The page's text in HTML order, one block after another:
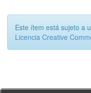
Este ítem está sujeto a
Licencia Creative